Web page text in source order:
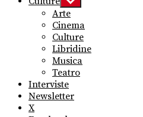
sub
menu
Arte
Cinema
Culture
Libridine
Musica
Teatro
Interviste
Newsletter
X